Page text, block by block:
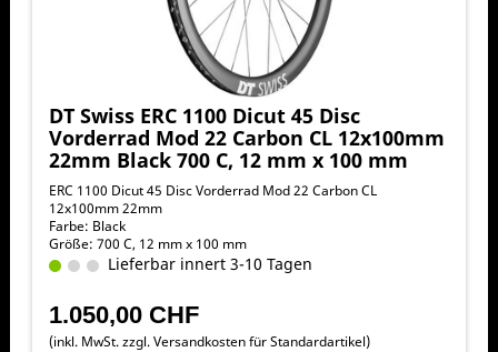
DT Swiss ERC 1100 Dicut 45 Disc
Vorderrad Mod 22 Carbon CL 12x100mm
22mm Black 700 C, 12 mm x 100 mm
ERC 1100 Dicut 45 Disc Vorderrad Mod 22 Carbon CL
12x100mm 22mm
Farbe: Black
Größe: 700 C, 12 mm x 100 mm
Lieferbar innert 3-10 Tagen
1.050,00 CHF
(inkl. MwSt. zzgl.Versandkosten für Standardartikel)